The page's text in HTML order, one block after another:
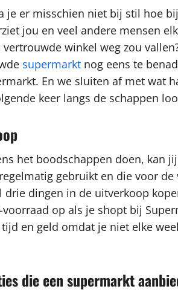
je er misschien niet bij stil hoe
jou en veel andere mensen
winkel weg zou
supermarkt nog eens te
En we sluiten af met wat
keer langs de schappen
het boodschappen doen, kan
gebruikt en die voor
dingen in de uitverkoop
op als je shopt bij
en geld omdat je niet elke
die een supermarkt